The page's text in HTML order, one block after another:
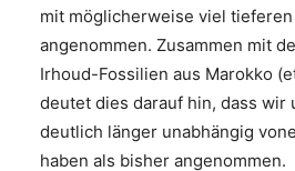
mit möglicherweise viel
angenommen. Zusammen mit
Irhoud-Fossilien aus Marokko
deutet dies darauf hin, dass wir
deutlich länger unabhängig
haben als bisher angenommen.